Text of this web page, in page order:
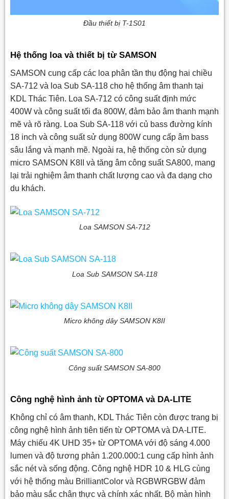
Đầu thiết bị T-1S01
Hệ thống loa và thiết bị từ SAMSON
SAMSON cung cấp các loa phân tần thụ động hai chiều
SA-712 và loa Sub SA-118 cho hệ thống âm thanh tại
KDL Thác Tiên. Loa SA-712 có công suất định mức
400W và công suất tối đa 800W, đảm bảo âm thanh mạnh
mẽ và rõ ràng. Loa Sub SA-118 với củ bass đường kính
18 inch và công suất sử dụng 800W cung cấp âm bass
sâu lắng và mạnh mẽ. Ngoài ra, hệ thống còn sử dụng
micro SAMSON K8II và tăng âm công suất SA800, mang
lại trải nghiệm âm thanh chất lượng cao và đa dạng cho
du khách.
Loa SAMSON SA-712
Loa Sub SAMSON SA-118
Micro không dây SAMSON K8II
Công suất SAMSON SA-800
Công nghệ hình ảnh từ OPTOMA và DA-LITE
Không chỉ có âm thanh, KDL Thác Tiên còn được trang bị
công nghệ hình ảnh tiên tiến từ OPTOMA và DA-LITE.
Máy chiếu 4K UHD 35+ từ OPTOMA với độ sáng 4.000
lumen và độ tương phản 1.200.000:1 cung cấp hình ảnh
sắc nét và sống động. Công nghệ HDR 10 & HLG cùng
với hệ thống màu BrilliantColor và RGBWRGBW đảm
bảo màu sắc chân thực và chính xác nhất. Bộ màn hình